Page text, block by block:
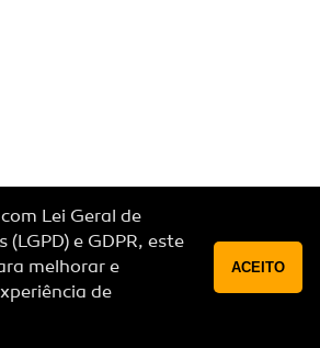
Lei Geral de
e GDPR, este
melhorar e
de
ACEITO